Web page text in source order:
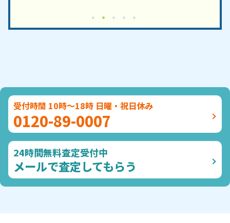
受付時間 10時～18時 日曜・祝日休み
0120-89-0007
24時間無料査定受付中
メールで査定してもらう